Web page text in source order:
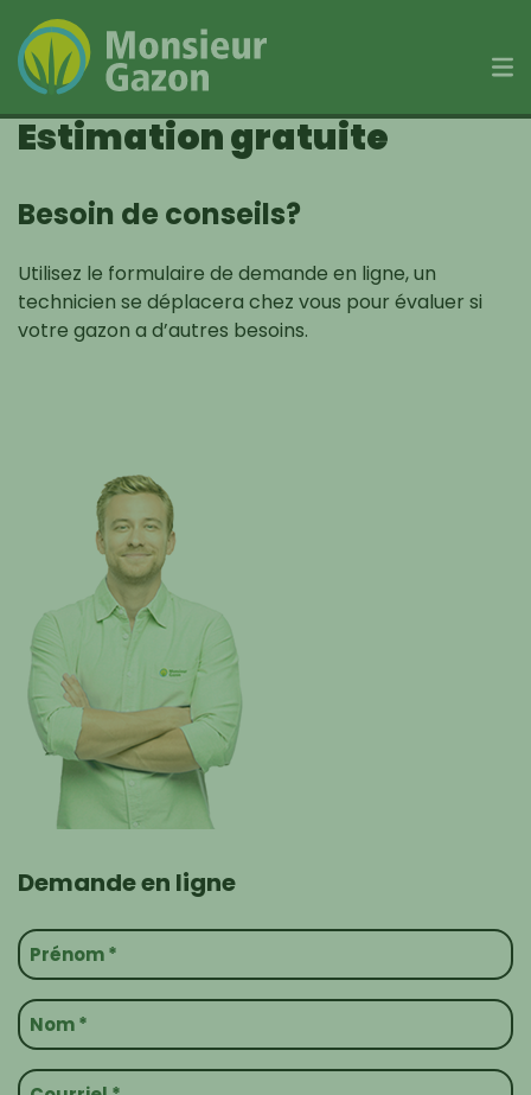
SkipEstimation gratuite
Besoin de conseils?
Utilisez le formulaire de demande en ligne, un
technicien se déplacera chez vous pour évaluer si
votre gazon a d’autres besoins.
Demande en ligne